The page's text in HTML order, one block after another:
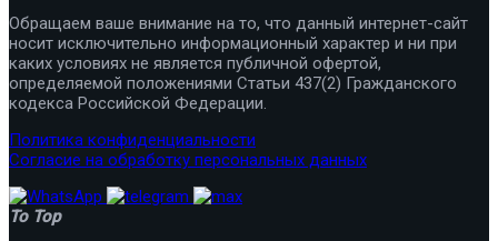
Обращаем ваше внимание на то, что данный интернет-сайт
носит исключительно информационный характер и ни при
каких условиях не является публичной офертой,
определяемой положениями Статьи 437(2) Гражданского
кодекса Российской Федерации.
Политика конфиденциальности
Согласие на обработку персональных данных
To Top